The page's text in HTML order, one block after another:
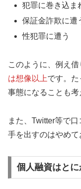
犯罪に巻き込ま
保証金詐欺に遭
性犯罪に遭う
このように、例え
は想像以上です。
事態になることも考
また、Twitter等で
手を出すのはやめて
個人融資はと